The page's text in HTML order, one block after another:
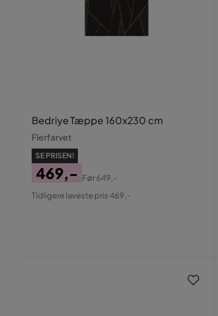
Bedriye Tæppe 160x230 cm
Flerfarvet
SE PRISEN!
Pris
469,-
Original
Før649,-
Tidligere laveste pris 469,-